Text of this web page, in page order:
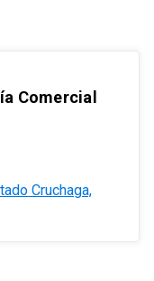
Comercial
Cruchaga,